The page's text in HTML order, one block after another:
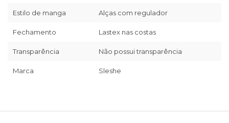
Estilo de manga Alças com regulador
Fechamento Lastex nas costas
Transparência Não possui transparência
Marca Sleshe